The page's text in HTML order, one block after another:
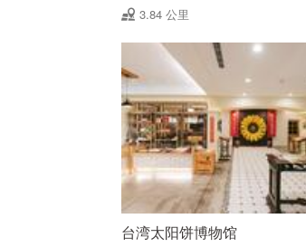
3.84 公里
台湾太阳饼博物馆